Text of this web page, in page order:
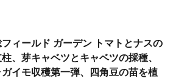
フィールド ガーデン トマトとナスの
、芽キャベツとキャベツの採種、
ガイモ収穫第一弾、四角豆の苗を植